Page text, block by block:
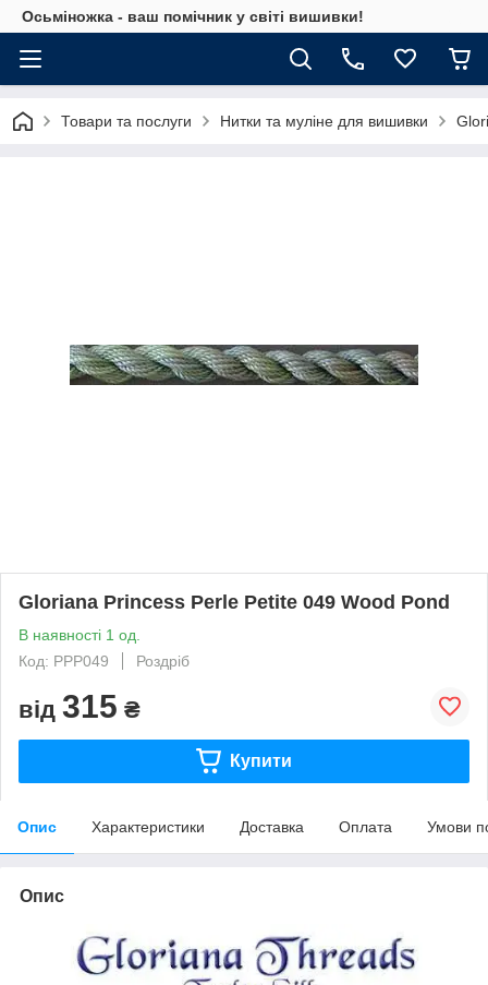
Осьміножка - ваш помічник у світі вишивки!
Товари та послуги Нитки та муліне для вишивки
Gloriana Princess Perle Petite 049 Wood Pond
В наявності 1 од.
Код: PPP049
Роздріб
від 315 ₴
Купити
Опис Характеристики Доставка Оплата Умови
Опис